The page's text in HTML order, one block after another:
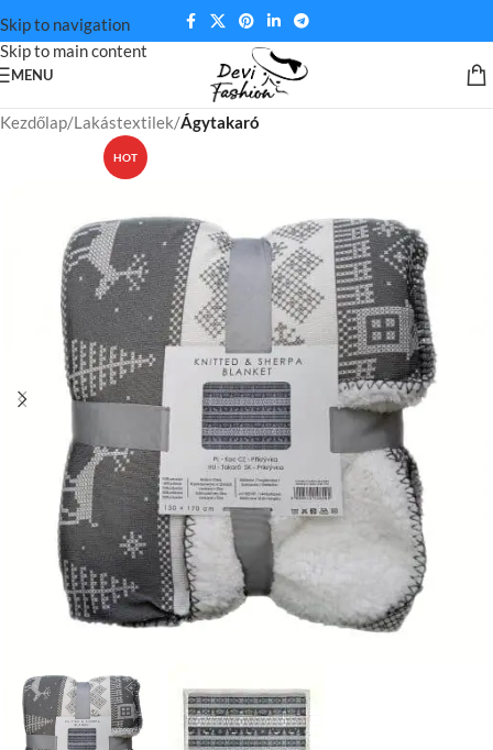
Skip to navigation
Skip to main content
MENU
Kezdőlap Lakástextilek Ágytakaró
HOT